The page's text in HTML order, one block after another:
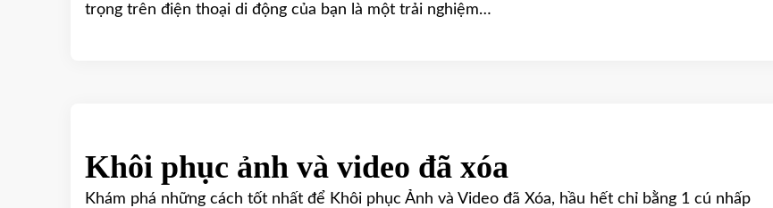
trọng trên điện thoại di động của bạn là một trải nghiệm…
Khôi phục ảnh và video đã xóa
Khám phá những cách tốt nhất để Khôi phục Ảnh và Video đã Xóa, hầu hết chỉ bằng 1 cú nhấp